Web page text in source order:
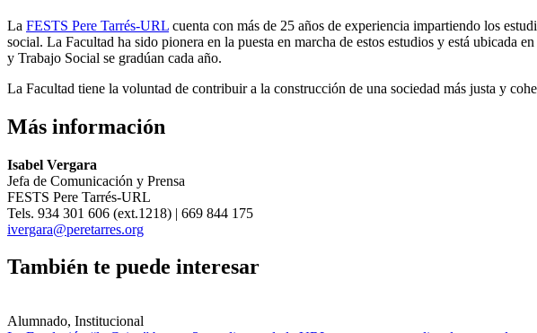
La FESTS Pere Tarrés-URL cuenta con más de 25 años de experiencia impartiendo los
social. La Facultad ha sido pionera en la puesta en marcha de estos estudios y está ubicada
y Trabajo Social se gradúan cada año.
La Facultad tiene la voluntad de contribuir a la construcción de una sociedad más justa y
Más información
Isabel Vergara
Jefa de Comunicación y Prensa
FESTS Pere Tarrés-URL
Tels. 934 301 606 (ext.1218) | 669 844 175
ivergara@peretarres.org
También te puede interesar
Alumnado, Institucional